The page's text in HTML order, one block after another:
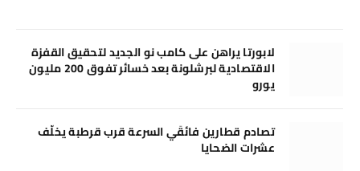
لابورتا يراهن على كامب نو الجديد لتحقيق القفزة
الاقتصادية لبرشلونة بعد خسائر تفوق 200 مليون
يورو
تصادم قطارين فائقَي السرعة قرب قرطبة يخلّف
عشرات الضحايا